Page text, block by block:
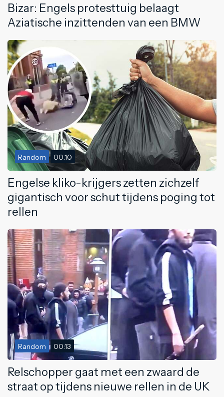
Bizar: Engels protesttuig belaagt
Aziatische inzittenden van een BMW
Random 00:10
Engelse kliko-krijgers zetten zichzelf
gigantisch voor schut tijdens poging tot
rellen
Random 00:13
Relschopper gaat met een zwaard de
straat op tijdens nieuwe rellen in de UK